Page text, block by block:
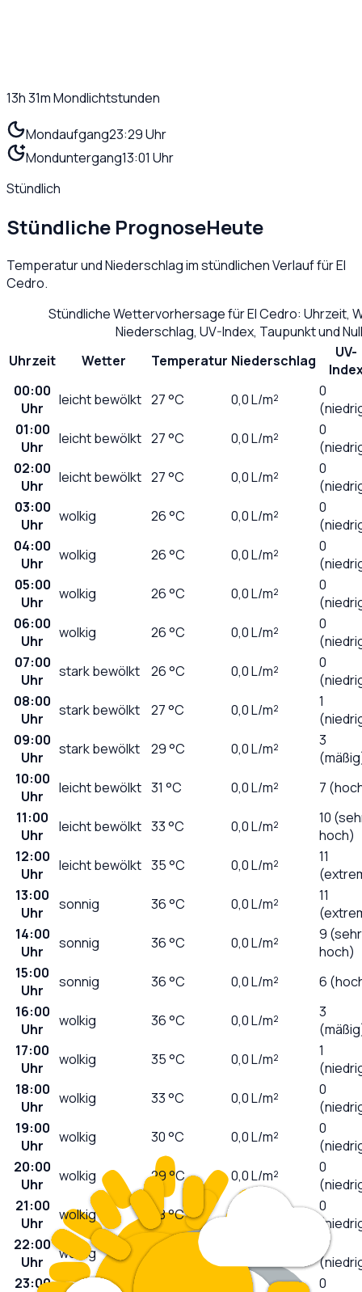
13h 31mMondlichtstunden
Mondaufgang23:29 Uhr
Monduntergang13:01 Uhr
Stündlich
Stündliche PrognoseHeute
Temperatur und Niederschlag im stündlichen Verlauf fürEl
Cedro.
Stündliche Wettervorhersage fürEl Cedro: Uhrzeit,
Niederschlag, UV-Index, Taupunkt und
Uhrzeit
Wetter Temperatur Niederschlag
UV-
00:00
Uhr
leicht bewölkt 27°C 0,0L/m²
0
01:00
Uhr
leicht bewölkt 27°C 0,0L/m²
0
02:00
Uhr
leicht bewölkt 27°C 0,0L/m²
0
03:00
Uhr
wolkig 26°C 0,0L/m²
0
04:00
Uhr
wolkig 26°C 0,0L/m²
0
05:00
Uhr
wolkig 26°C 0,0L/m²
0
06:00
Uhr
wolkig 26°C 0,0L/m²
0
07:00
Uhr
stark bewölkt 26°C 0,0L/m²
0
08:00
Uhr
stark bewölkt 27°C 0,0L/m²
1
09:00
Uhr
stark bewölkt 29°C 0,0L/m²
3
10:00
Uhr
leicht bewölkt 31 °C 0,0L/m²
7
11:00
Uhr
leicht bewölkt 33°C 0,0L/m²
10
hoch)
12:00
Uhr
leicht bewölkt 35°C 0,0L/m²
11
13:00
Uhr
sonnig 36°C 0,0L/m²
11
14:00
Uhr
sonnig 36°C 0,0L/m²
9 (sehr
hoch)
15:00
Uhr
sonnig 36°C 0,0L/m²
6
16:00
Uhr
wolkig 36°C 0,0L/m²
3
17:00
Uhr
wolkig 35°C 0,0L/m²
1
18:00
Uhr
wolkig 33°C 0,0L/m²
0
19:00
Uhr
wolkig 30°C 0,0L/m²
0
20:00
Uhr
wolkig 29°C 0,0L/m²
0
21:00
Uhr
wolkig 28°C
0
22:00
Uhr
wolkig 28
23:00
0